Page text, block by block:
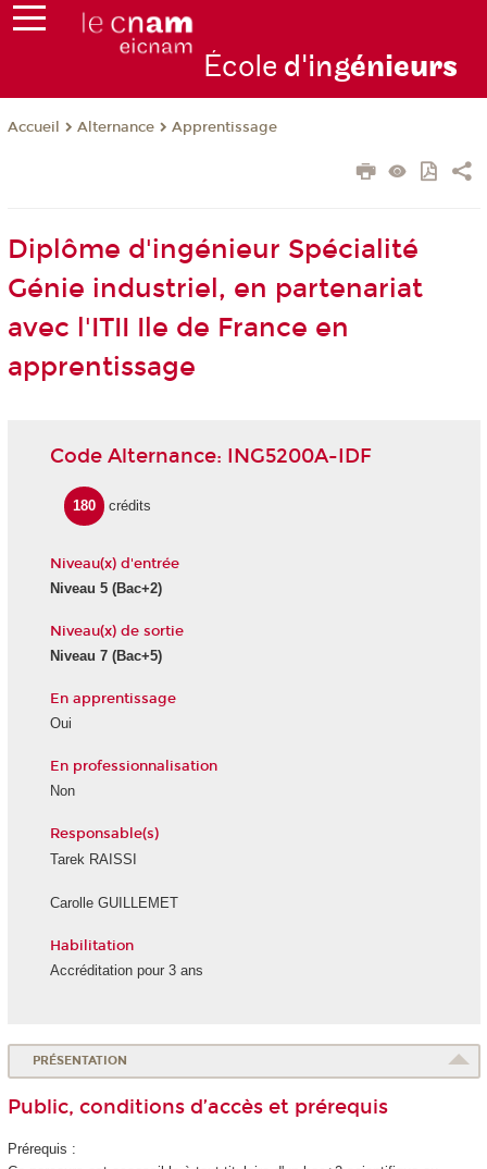
École d'ingénieurs
Accueil Alternance Apprentissage
Diplôme d'ingénieur Spécialité
Génie industriel, en partenariat
avec l'ITII Ile de France en
apprentissage
Code Alternance: ING5200A-IDF
180 crédits
Niveau(x) d'entrée
Niveau 5(Bac+2)
Niveau(x) de sortie
Niveau 7(Bac+5)
En apprentissage
Oui
En professionnalisation
Non
Responsable(s)
Tarek RAISSI
Carolle GUILLEMET
Habilitation
Accréditation pour 3 ans
PRÉSENTATION
Public, conditions d’accès et prérequis
Prérequis :